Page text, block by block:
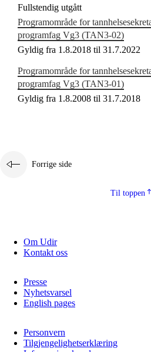
Fullstendig utgått
Programområde for
programfag Vg3 (TAN3‑02)
Gyldig fra 1.8.2018 til 31.7.2022
Programområde for
programfag Vg3 (TAN3‑01)
Gyldig fra 1.8.2008 til 31.7.2018
Forrige side
Til toppen
Om Udir
Kontakt oss
Presse
Nyhetsvarsel
English pages
Personvern
Tilgjengelighetserklæring